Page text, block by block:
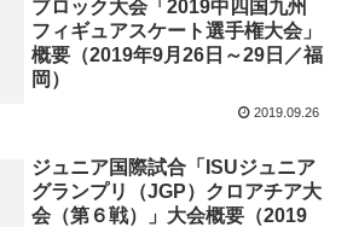
ブロック大会「2019中四国九州
フィギュアスケート選手権大会」
概要（2019年9月26日～29日／福
岡）
2019.09.26
ジュニア国際試合「ISUジュニア
グランプリ（JGP）クロアチア大
会（第６戦）」大会概要（2019